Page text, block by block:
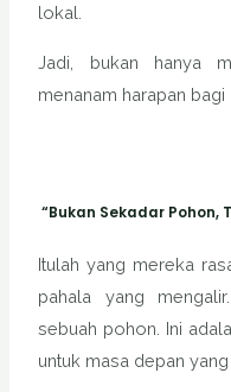
lokal.
Jadi, bukan hanya
menanam harapan
“Bukan Sekadar Pohon,
Itulah yang mereka
pahala yang
sebuah pohon. Ini
untuk masa depan yang